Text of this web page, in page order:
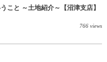
こと ～土地紹介～【沼津支店】
766 views